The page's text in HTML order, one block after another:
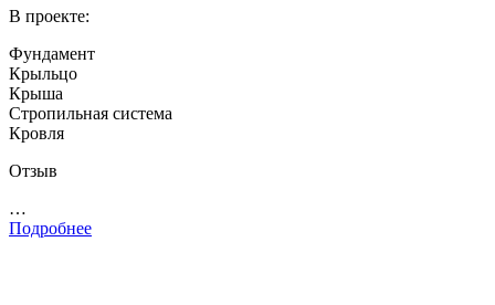
В проекте:
Фундамент
Крыльцо
Крыша
Стропильная система
Кровля
Отзыв
…
Подробнее